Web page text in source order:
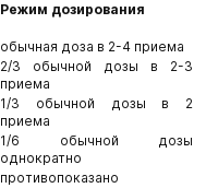
Режим дозирования
обычная доза в 2-4 приема
2/3 обычной дозы в 2-3
приема
1/3 обычной дозы в 2
приема
1/6 обычной дозы
однократно
противопоказано